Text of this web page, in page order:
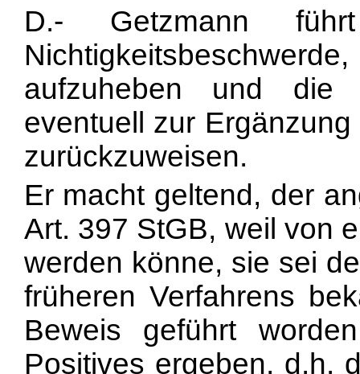
D.- Getzmann
aufzuheben und die
eventuell zur
zurückzuweisen.
Er macht geltend, der
Art. 397 StGB, weil von
werden könne, sie sei
früheren Verfahrens
Beweis geführt
Positives ergeben, d.h.